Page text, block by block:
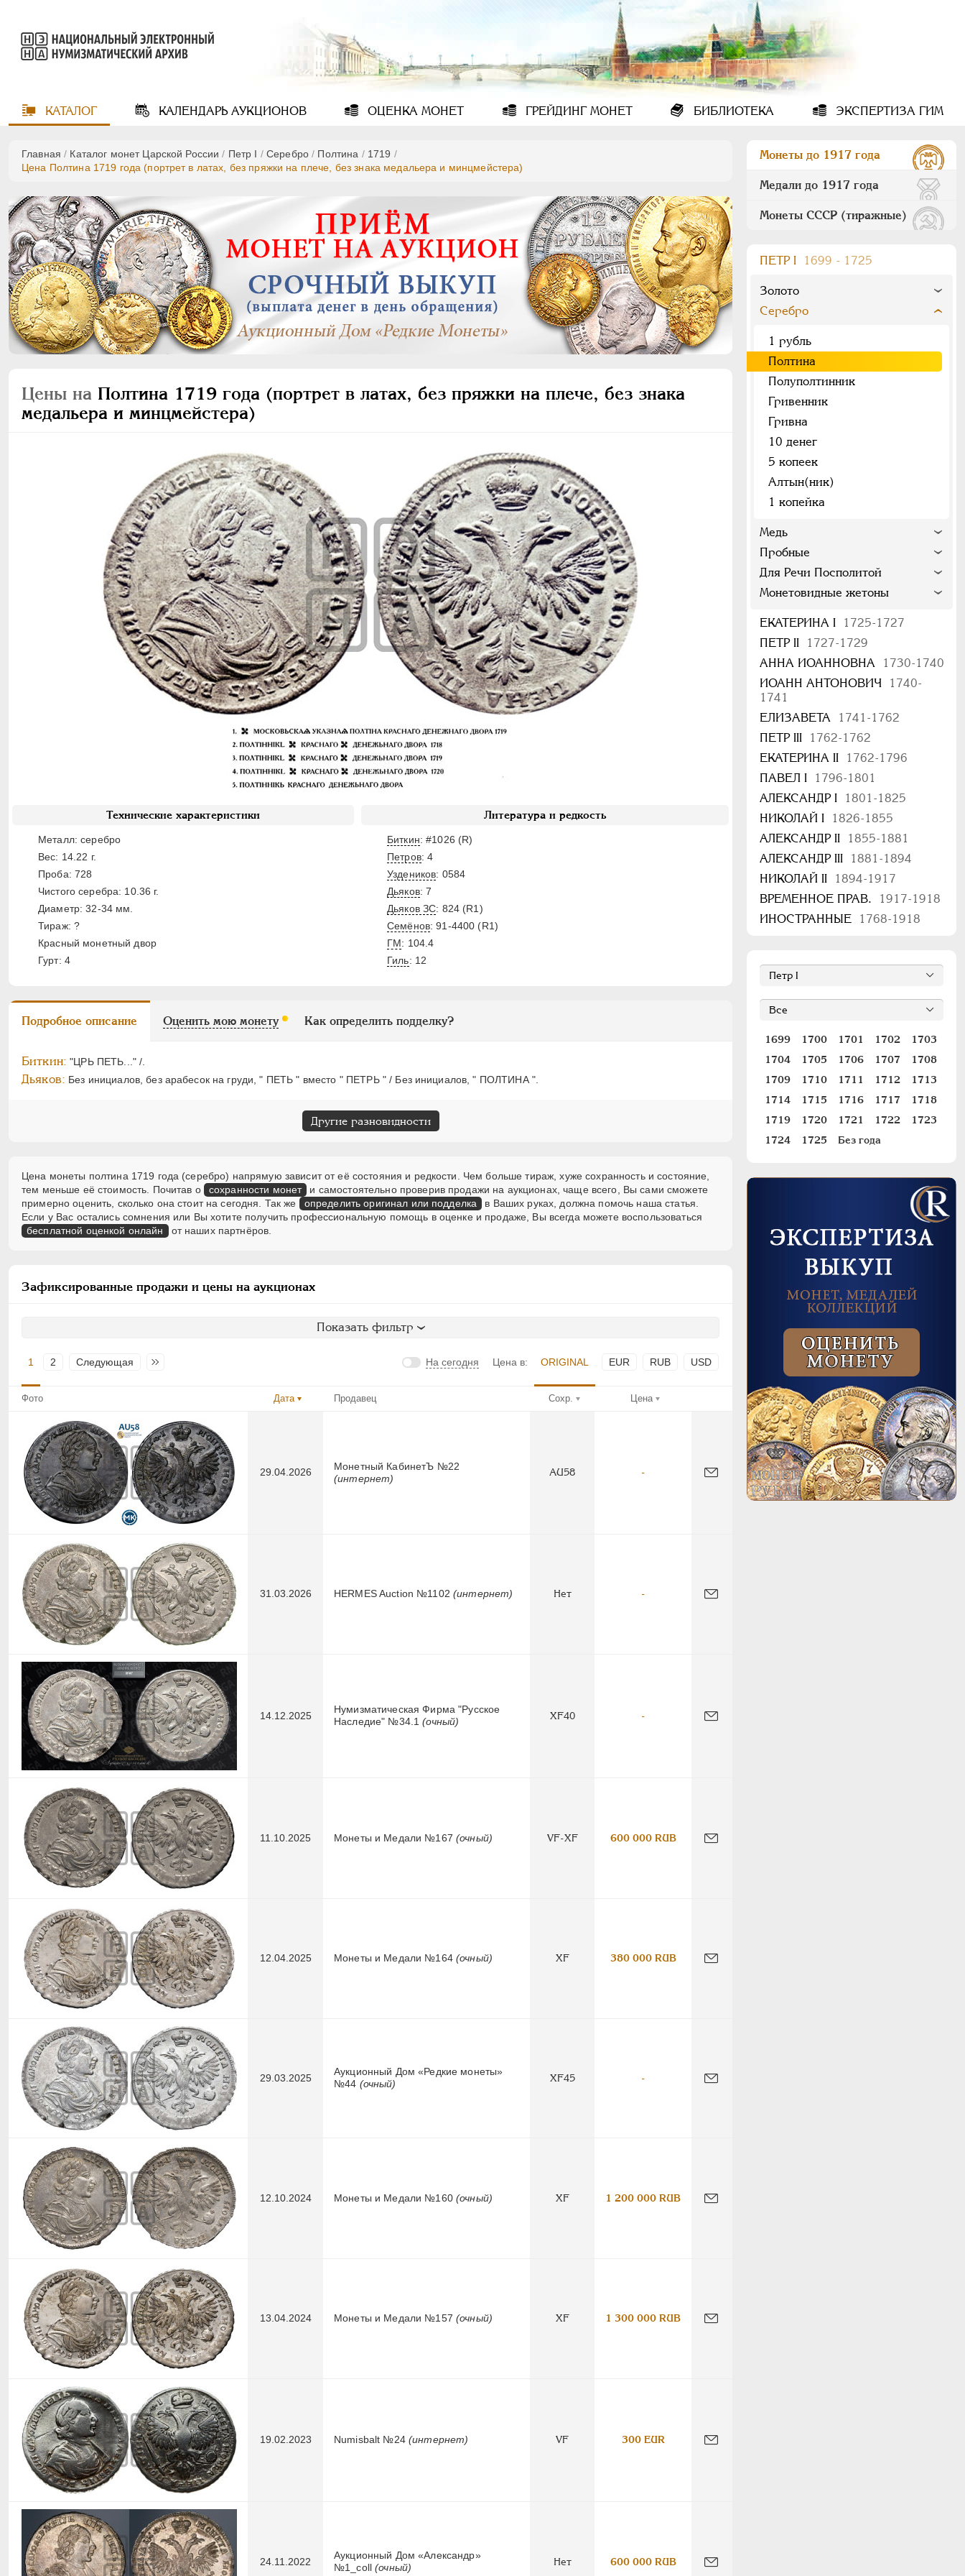
КАТАЛОГ КАЛЕНДАРЬАУКЦИОНОВ ОЦЕНКА МОНЕТ ГРЕЙДИНГМОНЕТ БИБЛИОТЕКА ЭКСПЕРТИЗА ГИМ
Главная / Каталог монет Царской России / Пeтр I /Серебро / Полтина / 1719 /
Цена Полтина 1719 года (портрет в латах, без пряжки на плече, без знака медальера и минцмейстера)
Цены на Полтина 1719 года (портрет в латах, без пряжки на плече, без знака
медальера и минцмейстера)
Технические характеристики
Металл: серебро
Вес: 14.22 г.
Проба: 728
Чистого серебра: 10.36 г.
Диаметр: 32-34 мм.
Тираж: ?
Красный монетный двор
Гурт: 4
Литература и редкость
Биткин: #1026 (R)
Петров: 4
Уздеников: 0584
Дьяков: 7
Дьяков ЗС: 824 (R1)
Семёнов: 91-4400 (R1)
ГМ: 104.4
Гиль: 12
Подробное описание Оценить мою монету Как определить подделку?
Биткин: "ЦРЬ ПЕТЬ..." /.
Дьяков: Без инициалов, без арабесок на груди, " ПЕТЬ " вместо " ПЕТРЬ " / Без инициалов, " ПОЛТИНА ".
Другие разновидности
Цена монеты полтина 1719 года (серебро) напрямую зависит от её состояния и редкости. Чем больше тираж, хуже сохранность и состояние,
тем меньше её стоимость. Почитав о
сохранности монет
и самостоятельно проверив продажи на аукционах, чаще всего, Вы сами сможете
примерно оценить, сколько она стоит на сегодня. Так же
определить оригинал или подделка
в Ваших руках, должна помочь наша статья.
Если у Вас остались сомнения или Вы хотите получить профессиональную помощь в оценке и продаже, Вы всегда можете воспользоваться
бесплатной оценкой онлайн от наших партнёров.
Зафиксированные продажи и цены на аукционах
Показать фильтр
1 2 Следующая Последняя На сегодня Цена в: ORIGINAL EUR RUB USD
Фото Дата Продавец Сохр. Цена
29.04.2026
Монетный КабинетЪ №22
(интернет)
AU58 -
31.03.2026 HERMES Auction №1102 (интернет) Нет -
14.12.2025
Нумизматическая Фирма "Русское
Наследие" №34.1(очный)
XF40 -
11.10.2025 Монеты и Медали №167 (очный) VF-XF 600 000 RUB
12.04.2025 Монеты и Медали №164 (очный) XF 380 000 RUB
29.03.2025
Аукционный Дом «Редкие монеты»
№44 (очный)
XF45 -
12.10.2024 Монеты и Медали №160 (очный) XF 1 200 000 RUB
13.04.2024 Монеты и Медали №157 (очный) XF 1 300 000 RUB
19.02.2023 Numisbalt №24 (интернет) VF 300 EUR
24.11.2022
Аукционный Дом «Александр»
№1_coll(очный)
Нет 600 000 RUB
Монеты до 1917 года
Медали до 1917 года
Монеты СССР (тиражные)
ПEТР I 1699 - 1725
Золото
Серебро
1 рубль
Полтина
Полуполтинник
Гривенник
Гривна
10 денег
5 копеек
Алтын(ник)
1 копейка
Медь
Пробные
Для Речи Посполитой
Монетовидные жетоны
ЕКАТЕРИНА I
1725-1727
ПЕТР II
1727-1729
АННА ИОАННОВНА
1730-1740
ИОАНН АНТОНОВИЧ
1740-
1741
ЕЛИЗАВЕТА
1741-1762
ПЕТР III
1762-1762
ЕКАТЕРИНА II
1762-1796
ПАВЕЛ I
1796-1801
АЛЕКСАНДР I
1801-1825
НИКОЛАЙ I
1826-1855
АЛЕКСАНДР II
1855-1881
АЛЕКСАНДР III
1881-1894
НИКОЛАЙ II
1894-1917
ВРЕМЕННОЕ ПРАВ.
1917-1918
ИНОСТРАННЫЕ
1768-1918
1699 1700 1701 1702
1703
1704
1705 1706 1707
1708
1709
1710 1711 1712
1713
1714
1715 1716 1717
1718
1719
1720 1721 1722
1723
1724
1725 Без года